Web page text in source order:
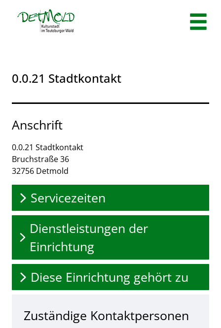
Zum Hauptinhalt springen
0.0.21 Stadtkontakt
Anschrift
0.0.21 Stadtkontakt
Bruchstraße36
32756 Detmold
Servicezeiten
Dienstleistungen der
Einrichtung
Diese Einrichtung gehört zu
Zuständige Kontaktpersonen